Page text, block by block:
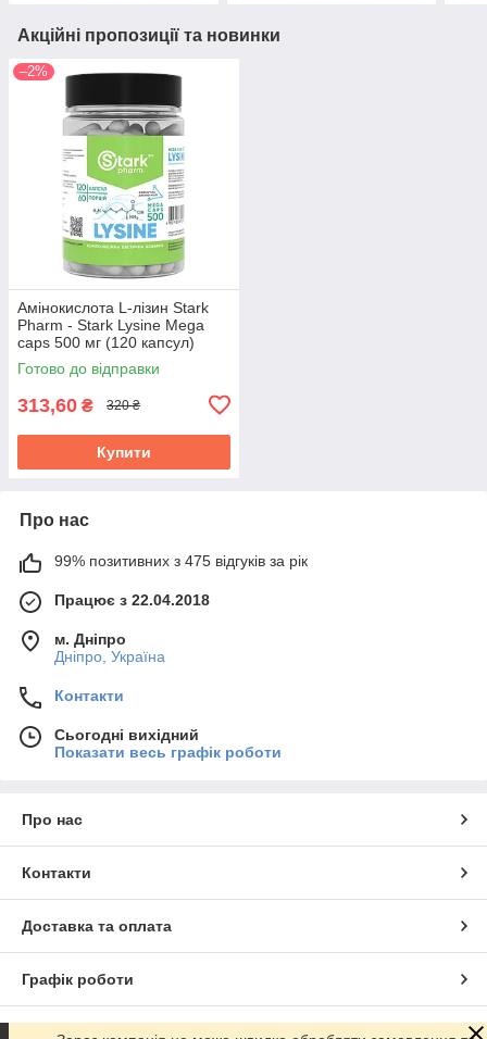
Акційні пропозиції та новинки
–2%
Амінокислота L-лізин Stark
Pharm - Stark Lysine Mega
caps 500 мг (120 капсул)
Готово до відправки
313,60 ₴ 320 ₴
Купити
Про нас
99% позитивних з 475 відгуків за рік
Працює з 22.04.2018
м. Дніпро
Дніпро, Україна
Контакти
Сьогодні вихідний
Показати весь графік роботи
Про нас
Контакти
Доставка та оплата
Графік роботи
Повна версія сайту